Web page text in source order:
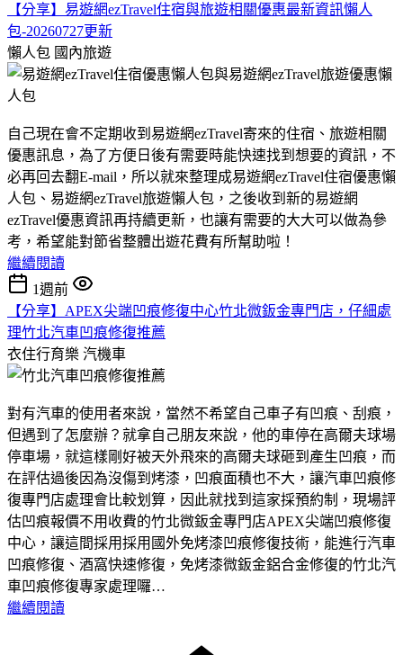
【分享】易遊網ezTravel住宿與旅遊相關優惠最新資訊懶人
包-20260727更新
懶人包 國內旅遊
自己現在會不定期收到易遊網ezTravel寄來的住宿、旅遊相關
優惠訊息，為了方便日後有需要時能快速找到想要的資訊，不
必再回去翻E-mail，所以就來整理成易遊網ezTravel住宿優惠懶
人包、易遊網ezTravel旅遊懶人包，之後收到新的易遊網
ezTravel優惠資訊再持續更新，也讓有需要的大大可以做為參
考，希望能對節省整體出遊花費有所幫助啦！
繼續閱讀
1週前
【分享】APEX尖端凹痕修復中心竹北微鈑金專門店，仔細處
理竹北汽車凹痕修復推薦
衣住行育樂 汽機車
對有汽車的使用者來說，當然不希望自己車子有凹痕、刮痕，
但遇到了怎麼辦？就拿自己朋友來說，他的車停在高爾夫球場
停車場，就這樣剛好被天外飛來的高爾夫球砸到產生凹痕，而
在評估過後因為沒傷到烤漆，凹痕面積也不大，讓汽車凹痕修
復專門店處理會比較划算，因此就找到這家採預約制，現場評
估凹痕報價不用收費的竹北微鈑金專門店APEX尖端凹痕修復
中心，讓這間採用採用國外免烤漆凹痕修復技術，能進行汽車
凹痕修復、酒窩快速修復，免烤漆微鈑金鋁合金修復的竹北汽
車凹痕修復專家處理囉…
繼續閱讀